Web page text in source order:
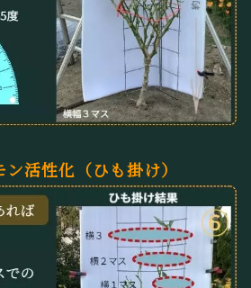
活性化（ひも掛け）